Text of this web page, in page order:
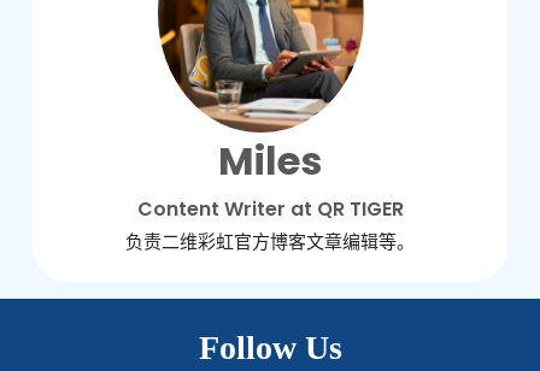
Miles
Content Writer at QR TIGER
负责二维彩虹官方博客文章编辑等。
Follow Us